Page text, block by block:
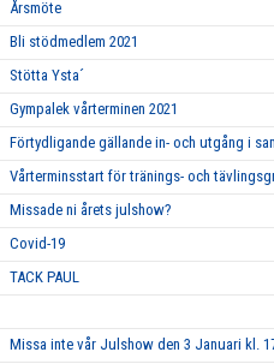
Årsmöte
Bli stödmedlem 2021
Stötta Ysta´
Gympalek vårterminen 2021
Förtydligande gällande in- och utgång i
Vårterminsstart för tränings- och
Missade ni årets julshow?
Covid-19
TACK PAUL
Missa inte vår Julshow den 3 Januari kl.